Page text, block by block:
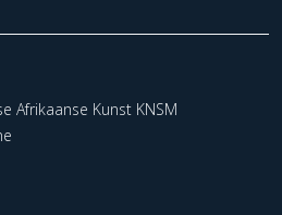
Afrikaanse Kunst KNSM